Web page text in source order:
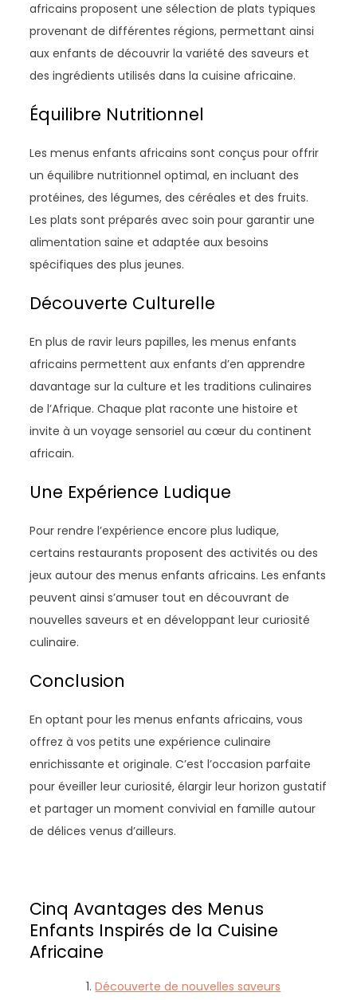
africains proposent une sélection de plats typiques
provenant de différentes régions, permettant ainsi
aux enfants de découvrir la variété des saveurs et
des ingrédients utilisés dans la cuisine africaine.
Équilibre Nutritionnel
Les menus enfants africains sont conçus pour offrir
un équilibre nutritionnel optimal, en incluant des
protéines, des légumes, des céréales et des fruits.
Les plats sont préparés avec soin pour garantir une
alimentation saine et adaptée aux besoins
spécifiques des plus jeunes.
Découverte Culturelle
En plus de ravir leurs papilles, les menus enfants
africains permettent aux enfants d’en apprendre
davantage sur la culture et les traditions culinaires
de l’Afrique. Chaque plat raconte une histoire et
invite à un voyage sensoriel au cœur du continent
africain.
Une Expérience Ludique
Pour rendre l’expérience encore plus ludique,
certains restaurants proposent des activités ou des
jeux autour des menus enfants africains. Les enfants
peuvent ainsi s’amuser tout en découvrant de
nouvelles saveurs et en développant leur curiosité
culinaire.
Conclusion
En optant pour les menus enfants africains, vous
offrez à vos petits une expérience culinaire
enrichissante et originale. C’est l’occasion parfaite
pour éveiller leur curiosité, élargir leur horizon gustatif
et partager un moment convivial en famille autour
de délices venus d’ailleurs.
Cinq Avantages des Menus
Enfants Inspirés de la Cuisine
Africaine
Découverte de nouvelles saveurs